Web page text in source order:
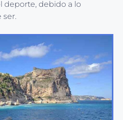
deporte, debido a lo